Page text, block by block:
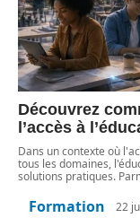
Découvrez
l’accès à
Dans un contexte où
tous les domaines,
solutions pratiques.
Formation 22